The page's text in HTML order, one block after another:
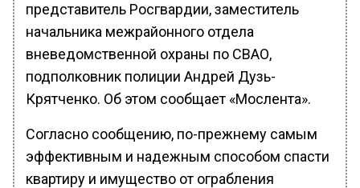
представитель Росгвардии, заместитель
начальника межрайонного отдела
вневедомственной охраны по СВАО,
подполковник полиции Андрей Дузь-
Крятченко. Об этом сообщает «Мослента».
Согласно сообщению, по-прежнему самым
эффективным и надежным способом спасти
квартиру и имущество от ограбления